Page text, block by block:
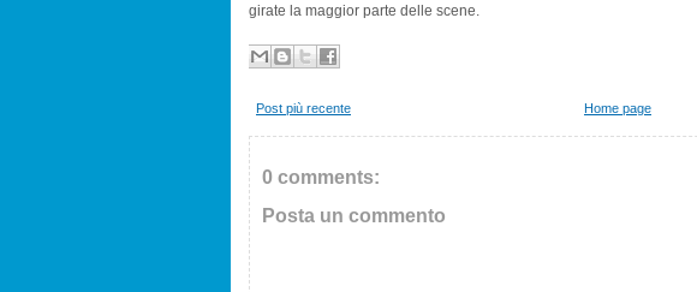
girate la maggior parte delle scene.
Post più recente Home page
0 comments:
Posta un commento